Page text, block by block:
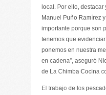
local. Por ello,
Manuel Puño Ramírez
importante porque son
tenemos que
ponemos en nuestra
en cadena”, aseguró
de La Chimba Cocina
El trabajo de los